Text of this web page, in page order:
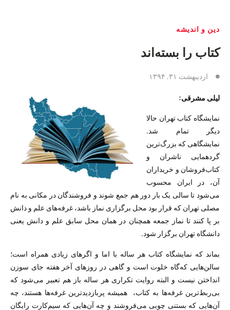
دین و اندیشه
کتاب را بسته‌اند
اردیبهشت ۳۱, ۱۳۹۴
لیلی مشرقی:
نمایشگاه کتاب تهران حالا
دیگر تمام شد.
نمایشگاهی که بزرگ‌ترین
گردهمایی ناشران و
کتاب‌فروشان و خریداران
آن، در ایران محسوب
می‌شود تا سالی یک بار دور هم جمع شوند و فروشندگان در مکانی به نام
مصلی تهران که قرار بود محل برگزاری نماز باشد، غرفه‌های علم و دانش
بر پا کنند تا نماز جمعه همچنان در‌‌ همان محل سابق علم و دانش یعنی
دانشگاه تهران برگزار شود.
بماند که نمایشگاه کتاب هر ساله با اما و اگرهای زیادی همراه است؛
سالن‌هایی که‌گاه خلوت است و گاهی در روزهای آخر هفته جای سوزن
انداختن نیست و البته روایت تکراری هر ساله باز هم تعبیر می‌شود که
بی‌ربط‌ترین غرفه‌ها به کتاب، ‌ همیشه پربازدید‌ترین غرفه‌ها هستند، چه
آن‌هایی که بستنی چوبی می‌فروشند و چه آن‌هایی که سیم‌کارت رایگان